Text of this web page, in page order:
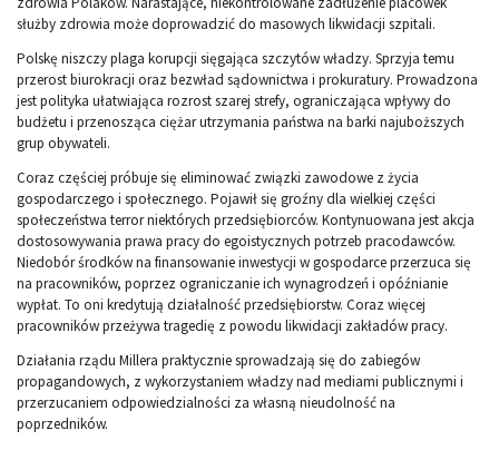
służby zdrowia może doprowadzić do masowych likwidacji szpitali.
Polskę niszczy plaga korupcji sięgająca szczytów władzy. Sprzyja temu
przerost biurokracji oraz bezwład sądownictwa i prokuratury. Prowadzona
jest polityka ułatwiająca rozrost szarej strefy, ograniczająca wpływy do
budżetu i przenosząca ciężar utrzymania państwa na barki najuboższych
grup obywateli.
Coraz częściej próbuje się eliminować związki zawodowe z życia
gospodarczego i społecznego. Pojawił się groźny dla wielkiej części
społeczeństwa terror niektórych przedsiębiorców. Kontynuowana jest akcja
dostosowywania prawa pracy do egoistycznych potrzeb pracodawców.
Niedobór środków na finansowanie inwestycji w gospodarce przerzuca się
na pracowników, poprzez ograniczanie ich wynagrodzeń i opóźnianie
wypłat. To oni kredytują działalność przedsiębiorstw. Coraz więcej
pracowników przeżywa tragedię z powodu likwidacji zakładów pracy.
Działania rządu Millera praktycznie sprowadzają się do zabiegów
propagandowych, z wykorzystaniem władzy nad mediami publicznymi i
przerzucaniem odpowiedzialności za własną nieudolność na
poprzedników.